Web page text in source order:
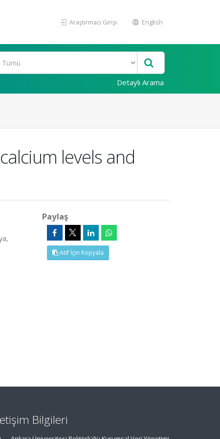
Araştırmacı Girişi English
Detaylı Arama
levels and
Paylaş
Atıf İçin Kopyala
Bilgileri